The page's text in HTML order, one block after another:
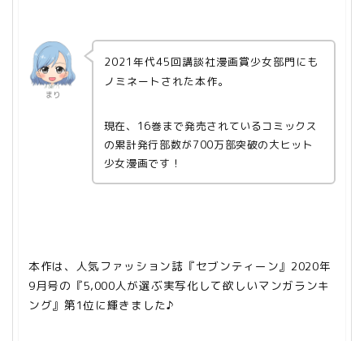
まり
2021年代45回講談社漫画賞少女部門にも
ノミネートされた本作。
現在、16巻まで発売されているコミックス
の累計発行部数が700万部突破の大ヒット
少女漫画です！
本作は、人気ファッション誌『セブンティーン』2020年
9月号の『5,000人が選ぶ実写化して欲しいマンガランキ
ング』第1位に輝きました♪